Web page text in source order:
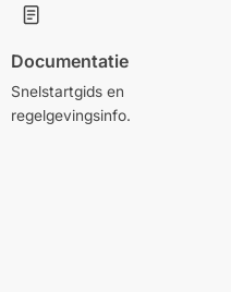
Documentatie
Snelstartgids en
regelgevingsinfo.